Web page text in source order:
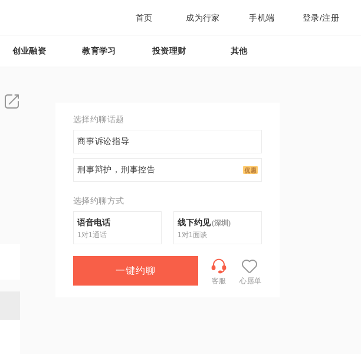
首页 成为行家 手机端 登录/注册
创业融资 教育学习 投资理财 其他
选择约聊话题
商事诉讼指导
刑事辩护，刑事控告
选择约聊方式
语音电话
1对1通话
线下约见(深圳 )
1对1面谈
一键约聊
客服 心愿单